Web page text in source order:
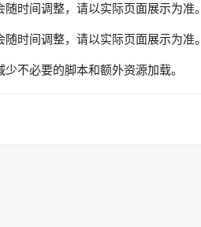
时间调整，请以实际页面展示为准。
时间调整，请以实际页面展示为准。
不必要的脚本和额外资源加载。